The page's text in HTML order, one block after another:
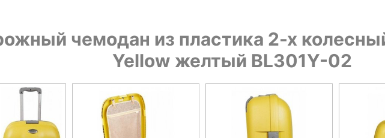
чемодан из пластика 2-х
Yellow желтый BL301Y-02